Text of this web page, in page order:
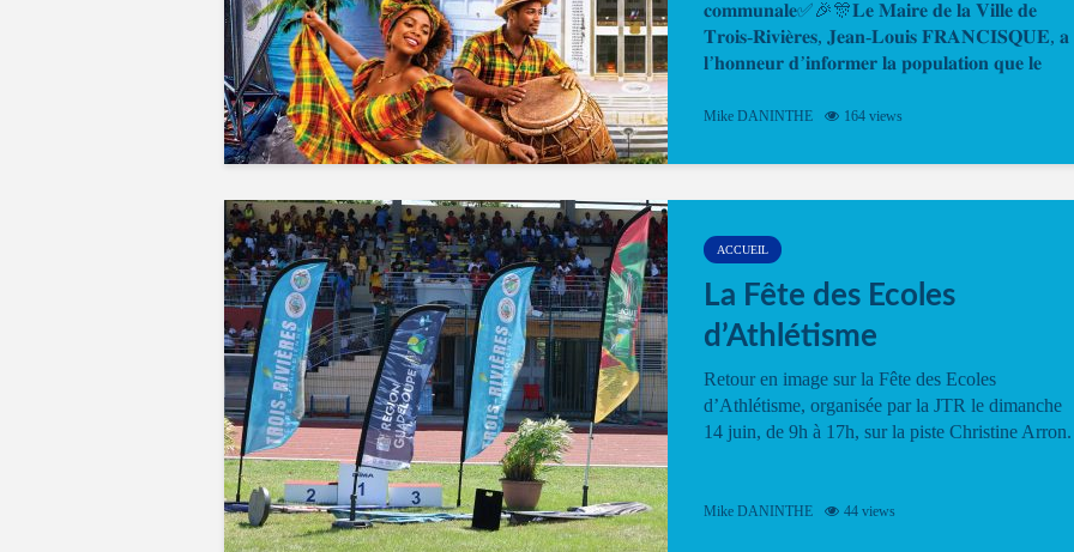
𝐜𝐨𝐦𝐦𝐮𝐧𝐚𝐥𝐞✅🎉🎊𝐋𝐞 𝐌𝐚𝐢𝐫𝐞 𝐝𝐞 𝐥𝐚 𝐕𝐢𝐥𝐥𝐞 𝐝𝐞
𝐓𝐫𝐨𝐢𝐬-𝐑𝐢𝐯𝐢𝐞̀𝐫𝐞𝐬, 𝐉𝐞𝐚𝐧-𝐋𝐨𝐮𝐢𝐬 𝐅𝐑𝐀𝐍𝐂𝐈𝐒𝐐𝐔𝐄, 𝐚
𝐥’𝐡𝐨𝐧𝐧𝐞𝐮𝐫 𝐝’𝐢𝐧𝐟𝐨𝐫𝐦𝐞𝐫 𝐥𝐚 𝐩𝐨𝐩𝐮𝐥𝐚𝐭𝐢𝐨𝐧 𝐪𝐮𝐞 𝐥𝐞
Mike DANINTHE 164 views
ACCUEIL
La Fête des Ecoles
d’Athlétisme
Retour en image sur la Fête des Ecoles
d’Athlétisme, organisée par la JTR le dimanche
14 juin, de 9h à 17h, sur la piste Christine Arron.
Mike DANINTHE 44 views